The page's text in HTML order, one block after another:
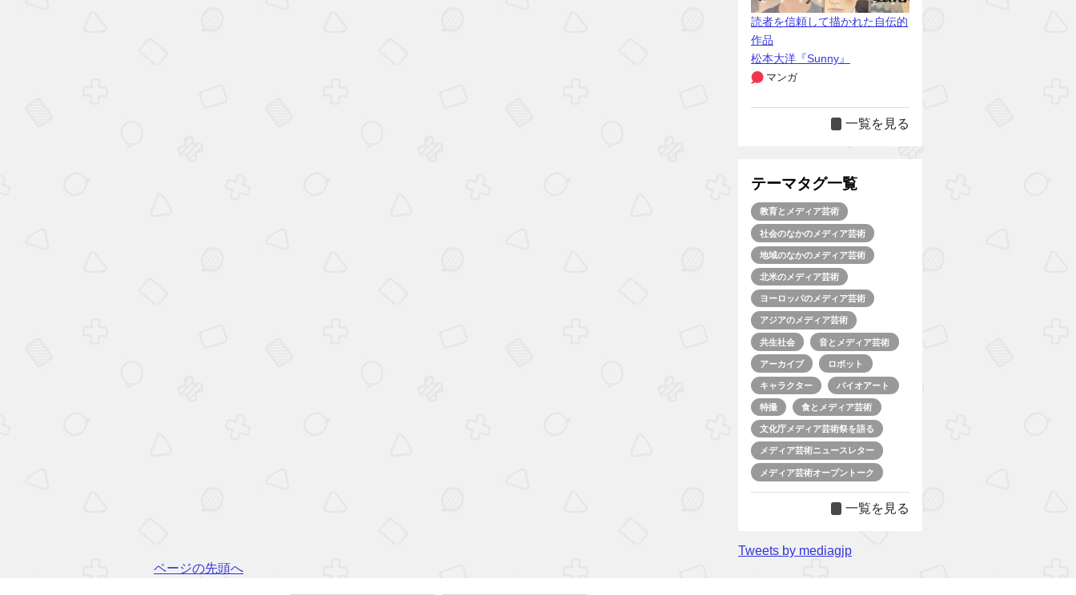
読者を信頼して描かれた自伝的
作品
松本大洋『Sunny』
マンガ
一覧を見る
テーマタグ一覧
教育とメディア芸術
社会のなかのメディア芸術
地域のなかのメディア芸術
北米のメディア芸術
ヨーロッパのメディア芸術
アジアのメディア芸術
共生社会 音とメディア芸術
アーカイブ ロボット
キャラクター バイオアート
特撮 食とメディア芸術
文化庁メディア芸術祭を語る
メディア芸術ニュースレター
メディア芸術オープントーク
一覧を見る
Tweets by mediagjp
ページの先頭へ